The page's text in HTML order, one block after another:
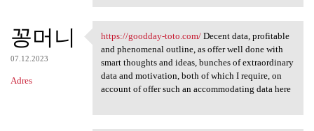
꽁머니
07.12.2023
Adres
https://goodday-toto.com/
https://goodday-toto.com/Decent data, profitable
and phenomenal outline, as offer well done with
smart thoughts and ideas, bunches of extraordinary
data and motivation, both of which I require, on
account of offer such an accommodating data here